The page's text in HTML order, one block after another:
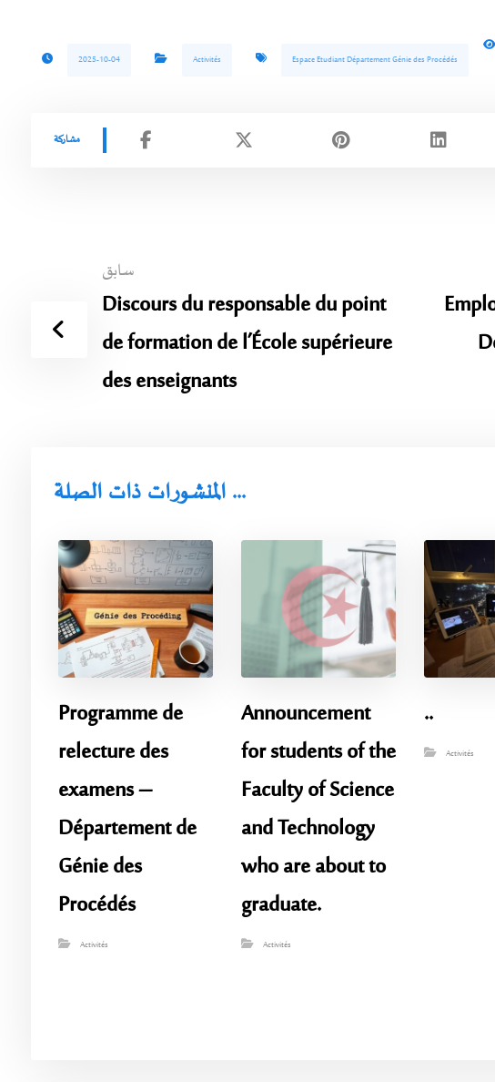
2025-10-04 Activités Espace Etudiant Département Génie des Procédés
سابق
Discours du responsable du point
de formation de l’École supérieure
des enseignants
المنشورات ذات الصلة ...
Programme de
relecture des
examens –
Département de
Génie des
Procédés
Activités
Announcement
for students of the
Faculty of Science
and Technology
who are about to
graduate.
Activités
..
Activités